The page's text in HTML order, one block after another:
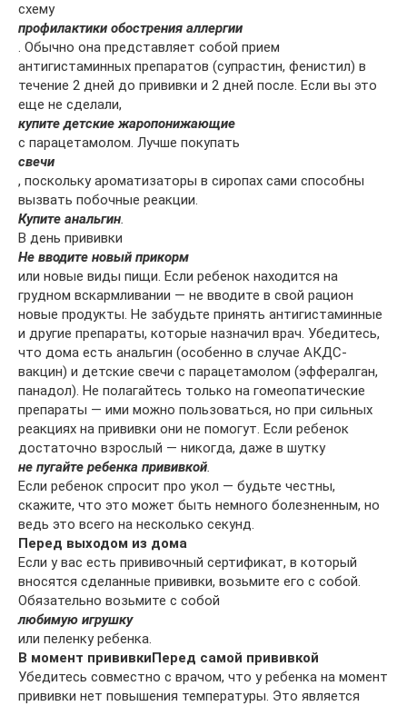
схему
профилактики обострения аллергии
. Обычно она представляет собой прием
антигистаминных препаратов (супрастин, фенистил) в
течение 2 дней до прививки и 2 дней после. Если вы это
еще не сделали,
купите детские жаропонижающие
с парацетамолом. Лучше покупать
свечи
, поскольку ароматизаторы в сиропах сами способны
вызвать побочные реакции.
Купите анальгин.
В день прививки
Не вводите новый прикорм
или новые виды пищи. Если ребенок находится на
грудном вскармливании — не вводите в свой рацион
новые продукты. Не забудьте принять антигистаминные
и другие препараты, которые назначил врач. Убедитесь,
что дома есть анальгин (особенно в случае АКДС-
вакцин) и детские свечи с парацетамолом (эффералган,
панадол). Не полагайтесь только на гомеопатические
препараты — ими можно пользоваться, но при сильных
реакциях на прививки они не помогут. Если ребенок
достаточно взрослый — никогда, даже в шутку
не пугайте ребенка прививкой.
Если ребенок спросит про укол — будьте честны,
скажите, что это может быть немного болезненным, но
ведь это всего на несколько секунд.
Перед выходом из дома
Если у вас есть прививочный сертификат, в который
вносятся сделанные прививки, возьмите его с собой.
Обязательно возьмите с собой
любимую игрушку
или пеленку ребенка.
В момент прививкиПеред самой прививкой
Убедитесь совместно с врачом, что у ребенка на момент
прививки нет повышения температуры. Это является